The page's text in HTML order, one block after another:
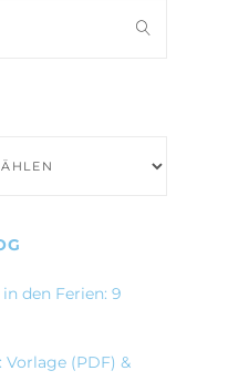
den Ferien: 9
(PDF) &